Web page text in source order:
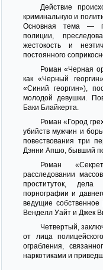
Действие
криминальную и
Основная тема —
полиции,
жестокость и
постоянного
Роман «Черная
как «Черный
«Синий георгин»),
молодой девушки.
Баки Блайкерта.
Роман «Город
убийств мужчин и
повествования три
Дэнни Апшо, бывший
Роман
расследовании
проституток, дела
порнографии и
ведущие собственное
Венделл Уайт и Джек
Четвертый,
от лица
ограбления,
наркотиками и